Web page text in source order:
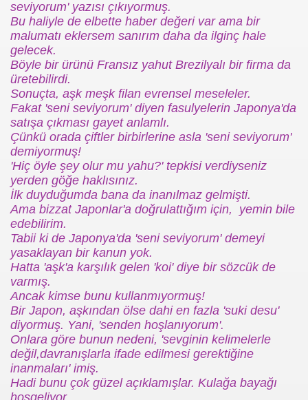
seviyorum' yazısı çıkıyormuş.
Bu haliyle de elbette haber değeri var ama bir
malumatı eklersem sanırım daha da ilginç hale
gelecek.
Böyle bir ürünü Fransız yahut Brezilyalı bir firma da
üretebilirdi.
Sonuçta, aşk meşk filan evrensel meseleler.
Fakat 'seni seviyorum' diyen fasulyelerin Japonya'da
satışa çıkması gayet anlamlı.
Çünkü orada çiftler birbirlerine asla 'seni seviyorum'
demiyormuş!
'Hiç öyle şey olur mu yahu?' tepkisi verdiyseniz
yerden göğe haklısınız.
İlk duyduğumda bana da inanılmaz gelmişti.
Ama bizzat Japonlar'a doğrulattığım için, yemin bile
edebilirim.
Tabii ki de Japonya'da 'seni seviyorum' demeyi
yasaklayan bir kanun yok.
Hatta 'aşk'a karşılık gelen 'koi' diye bir sözcük de
varmış.
Ancak kimse bunu kullanmıyormuş!
Bir Japon, aşkından ölse dahi en fazla 'suki desu'
diyormuş. Yani, 'senden hoşlanıyorum'.
Onlara göre bunun nedeni, 'sevginin kelimelerle
değil,davranışlarla ifade edilmesi gerektiğine
inanmaları' imiş.
Hadi bunu çok güzel açıklamışlar. Kulağa bayağı
hoşgeliyor.
TARİHİ MÜZESİ
etmiyor